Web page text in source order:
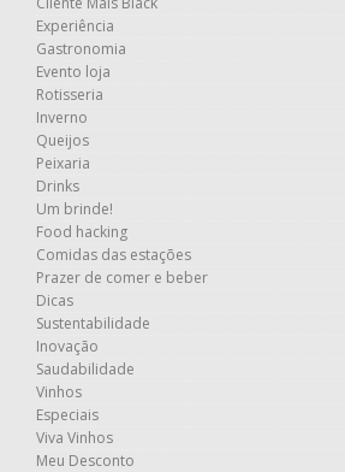
Experiência
Gastronomia
Evento loja
Rotisseria
Inverno
Queijos
Peixaria
Drinks
Um brinde!
Food hacking
Comidas das estações
Prazer de comer e beber
Dicas
Sustentabilidade
Inovação
Saudabilidade
Vinhos
Especiais
Viva Vinhos
Meu Desconto